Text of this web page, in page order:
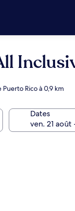
Rico à 0,9 km
Dates